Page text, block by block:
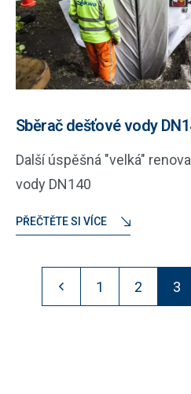
Sběrač dešťové vody
Další úspěšná "velká"
vody DN140
PŘEČTĚTE SI VÍCE
1 2 3